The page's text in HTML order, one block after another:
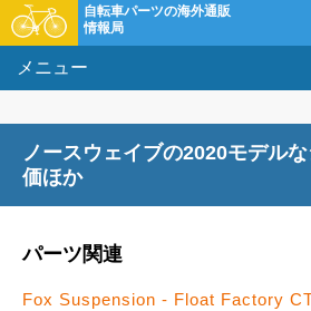
自転車パーツの海外通販
情報局
メニュー
タレコミ掲示板
ノースウェイブの2020モデル
価ほか
パーツ関連
Fox Suspension - Float Factory